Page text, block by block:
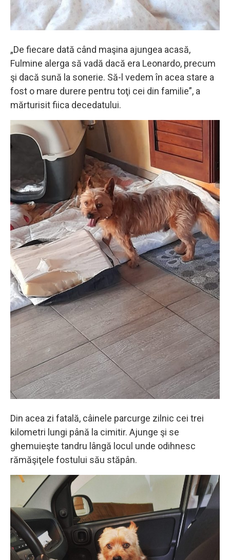
„De fiecare dată când maşina ajungea acasă,
Fulmine alerga să vadă dacă era Leonardo, precum
şi dacă sună la sonerie. Să-l vedem în acea stare a
fost o mare durere pentru toţi cei din familie”, a
mărturisit fiica decedatului.
Din acea zi fatală, câinele parcurge zilnic cei trei
kilometri lungi până la cimitir. Ajunge şi se
ghemuieşte tandru lângă locul unde odihnesc
rămăşiţele fostului său stăpân.